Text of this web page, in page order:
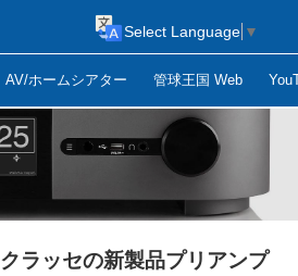
AV/ホームシアター 管球王国 Web
Select Language ▼
クラッセの新製品プリアンプ